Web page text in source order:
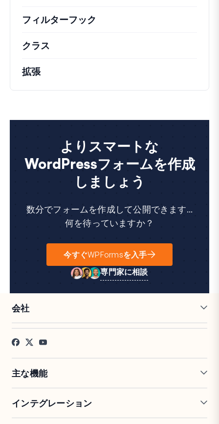
フィルターフック
クラス
拡張
よりスマートな
WordPressフォームを作成
しましょう
数分でフォームを作成して公開できます...
何を待っていますか？
今すぐWPFormsを入手
専門家に相談
会社
採用情報
お客様の声
プレス
アフィリエイト
主な機能
条件付きロジック
会話型フォーム
PDF生成
インテグレーション